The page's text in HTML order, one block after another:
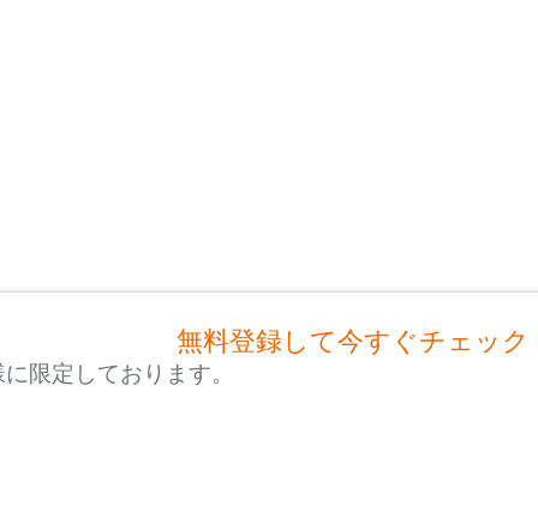
無料登録して今すぐチェック
限定しております。